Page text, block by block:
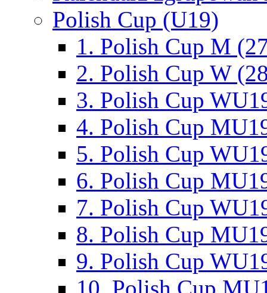
Polish Cup (U19)
1. Polish Cup M
2. Polish Cup W
3. Polish Cup
4. Polish Cup
5. Polish Cup
6. Polish Cup
7. Polish Cup
8. Polish Cup
9. Polish Cup
10. Polish Cup